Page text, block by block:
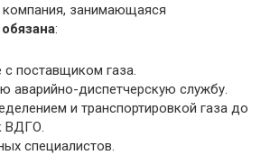
компания, занимающаяся
обязана:
поставщиком газа.
аварийно-диспетчерскую службу.
и транспортировкой газа до
ВДГО.
специалистов.